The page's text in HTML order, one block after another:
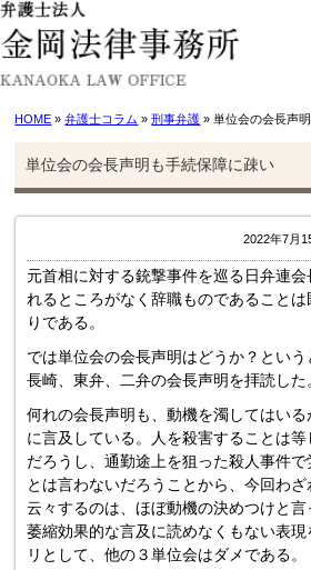
HOME »弁護士コラム »刑事弁護 » 単位会の会長声
単位会の会長声明も手続保障に疎い
2022年7月
元首相に対する銃撃事件を巡る日弁連
れるところがなく辞職ものであること
りである。
では単位会の会長声明はどうか？という
長崎、東弁、二弁の会長声明を拝読した
何れの会長声明も、動機を濁してはい
に言及している。人を殺害することは
だろうし、通勤途上を狙った殺人事件
とは言わないだろうことから、今回わ
云々するのは、ほぼ動機の決めつけと
萎縮効果的な言及に読めなくもない表
リとして、他の３単位会はダメである。